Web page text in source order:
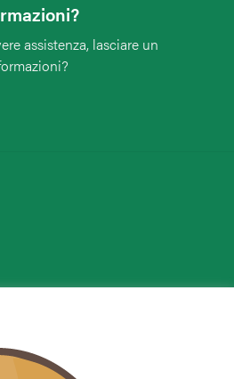
assistenza, lasciare un
Policy
Emilia Romagna srl - P.IVA
02317021208